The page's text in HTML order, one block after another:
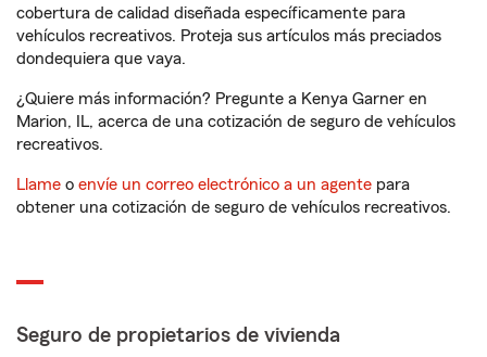
cobertura de calidad diseñada específicamente para
vehículos recreativos. Proteja sus artículos más preciados
dondequiera que vaya.
¿Quiere más información? Pregunte a Kenya Garner en
Marion, IL, acerca de una cotización de seguro de vehículos
recreativos.
Llame o envíe un correo electrónico a un agente para
obtener una cotización de seguro de vehículos recreativos.
Seguro de propietarios de vivienda